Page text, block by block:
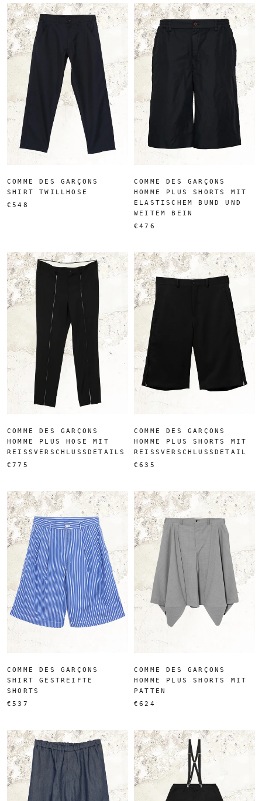
COMME DES GARÇONS
SHIRT TWILLHOSE
€548
COMME DES GARÇONS
HOMME PLUS SHORTS MIT
ELASTISCHEM BUND UND
WEITEM BEIN
€476
COMME DES GARÇONS
HOMME PLUS HOSE MIT
REISSVERSCHLUSSDETAILS
€775
COMME DES GARÇONS
HOMME PLUS SHORTS MIT
REISSVERSCHLUSSDETAIL
€635
COMME DES GARÇONS
SHIRT GESTREIFTE
SHORTS
€537
COMME DES GARÇONS
HOMME PLUS SHORTS MIT
PATTEN
€624